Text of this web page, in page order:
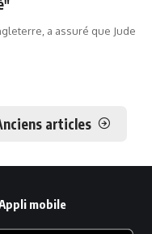
a assuré que Jude
articles
mobile